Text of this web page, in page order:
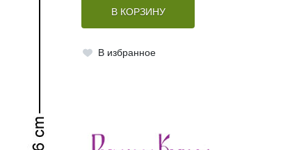
В КОРЗИНУ
В избранное